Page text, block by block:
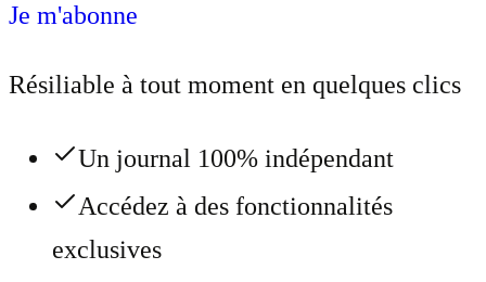
Je m'abonne
Résiliable à tout moment en quelques clics
Un journal 100% indépendant
Accédez à des fonctionnalités
exclusives